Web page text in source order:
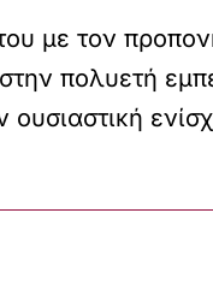
με τον
πολυετή